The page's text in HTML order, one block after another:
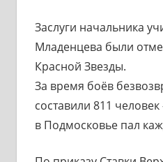
Заслуги начальника
Младенцева были
Красной Звезды.
За время боёв
составили 811
в Подмосковье пал